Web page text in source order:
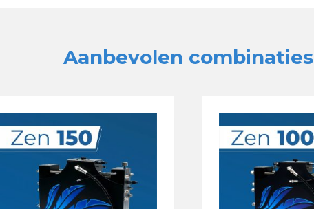
Aanbevolen combinaties